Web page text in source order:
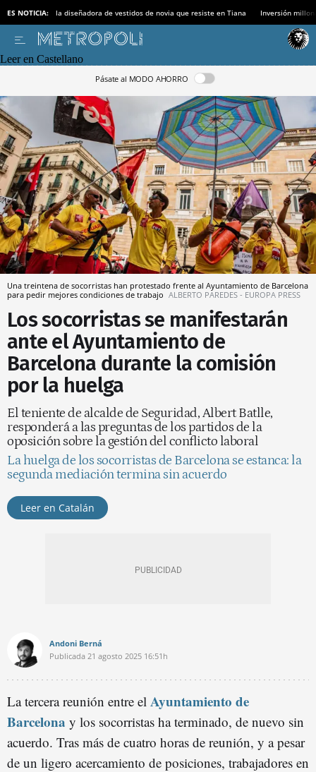
ES NOTICIA: la diseñadora de vestidos de novia que resiste en Tiana Inversión
Leer en Castellano
Pásate al MODO AHORRO
Una treintena de socorristas han protestado frente al Ayuntamiento de Barcelona
para pedir mejores condiciones de trabajo ALBERTO PAREDES - EUROPA PRESS
Los socorristas se manifestarán
ante el Ayuntamiento de
Barcelona durante la comisión
por la huelga
El teniente de alcalde de Seguridad, Albert Batlle,
responderá a las preguntas de los partidos de la
oposición sobre la gestión del conflicto laboral
La huelga de los socorristas de Barcelona se estanca: la
segunda mediación termina sin acuerdo
Leer en Catalán
Andoni Berná
Publicada 21 agosto 2025 16:51h
La tercera reunión entre el Ayuntamiento de
Barcelona y los socorristas ha terminado, de nuevo sin
acuerdo. Tras más de cuatro horas de reunión, y a pesar
de un ligero acercamiento de posiciones, trabajadores en